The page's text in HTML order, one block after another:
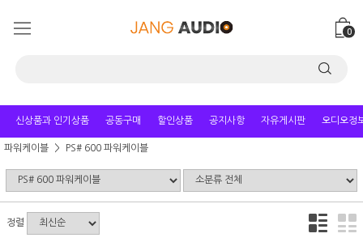
0
신상품과 인기상품 공동구매 할인상품 공지사항 자유게시판 오디오정
파워케이블 PS# 600 파워케이블
정렬